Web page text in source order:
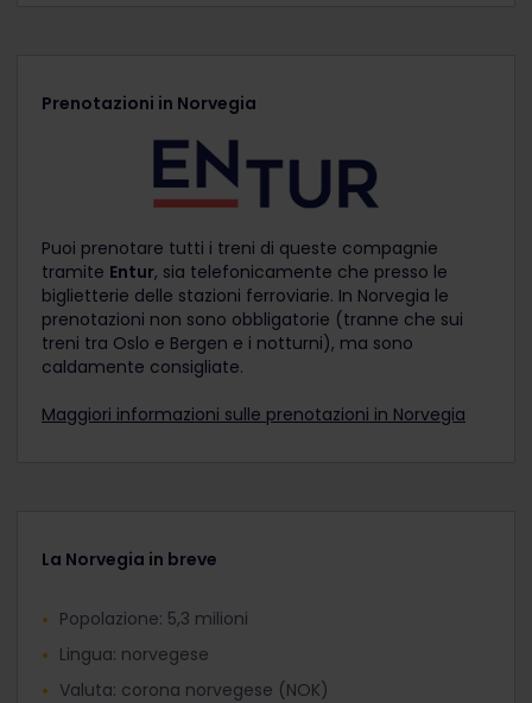
Prenotazioni in Norvegia
Puoi prenotare tutti i treni di queste compagnie
tramite Entur, sia telefonicamente che presso le
biglietterie delle stazioni ferroviarie. In Norvegia le
prenotazioni non sono obbligatorie (tranne che sui
treni tra Oslo e Bergen e i notturni), ma sono
caldamente consigliate.
Maggiori informazioni sulle prenotazioni in Norvegia
La Norvegia in breve
Popolazione: 5,3 milioni
Lingua: norvegese
Valuta: corona norvegese (NOK)